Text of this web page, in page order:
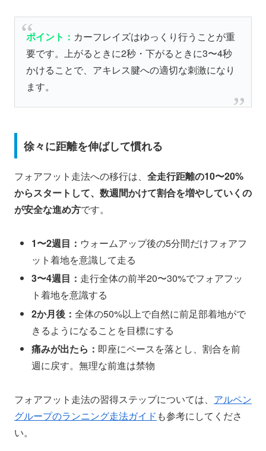
ポイント： カーフレイズはゆっくり行うことが重
要です。上がるときに2秒・下がるときに3〜4秒
かけることで、アキレス腱への適切な刺激になり
ます。
徐々に距離を伸ばして慣れる
フォアフット走法への移行は、 全走行距離の10〜20%
からスタートして、数週間かけて割合を増やしていくの
が安全な進め方です。
1〜2週目： ウォームアップ後の5分間だけフォアフ
ット着地を意識して走る
3〜4週目： 走行全体の前半20〜30%でフォアフッ
ト着地を意識する
2か月後：全体の50%以上で自然に前足部着地がで
きるようになることを目標にする
痛みが出たら： 即座にペースを落とし、割合を前
週に戻す。無理な前進は禁物
フォアフット走法の習得ステップについては、 アルペン
グループのランニング走法ガイド も参考にしてくださ
い。